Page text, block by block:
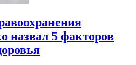
5 факторов